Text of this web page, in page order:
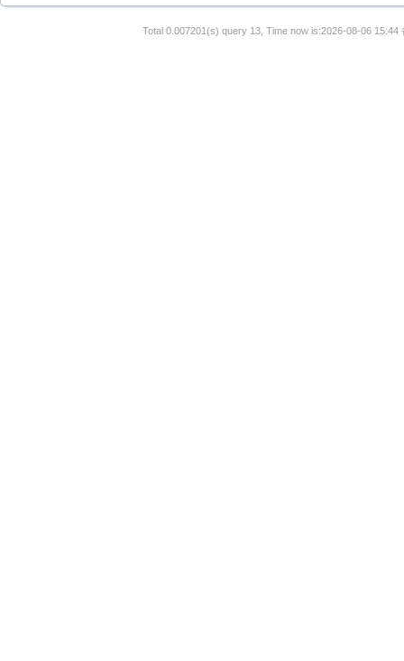
Total 0.007201(s) query 13, Time now is:2026-08-06 15:44